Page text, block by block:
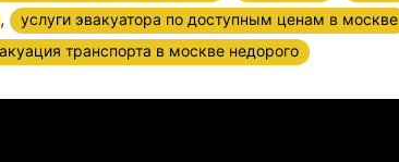
, услуги эвакуатора по доступным ценам в москве
транспорта в москве недорого